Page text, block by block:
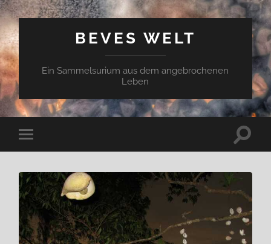
BEVES WELT
Ein Sammelsurium aus dem angebrochenen
Leben
Mobile-
Menü